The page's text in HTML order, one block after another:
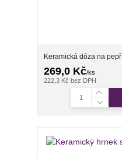
Keramická dóza na pepř
269,0 Kč/ks
222,3 Kčbez DPH